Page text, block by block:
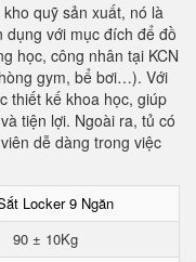
quỹ sản xuất, nó là
với mục đích để đồ
học, công nhân tại KCN
gym, bể bơi…). Với
thiết kế khoa học, giúp
tiện lợi. Ngoài ra, tủ có
dễ dàng trong việc
Locker 9 Ngăn
90 ± 10Kg